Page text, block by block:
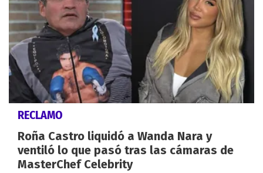
RECLAMO
Roña Castro liquidó a Wanda Nara y
ventiló lo que pasó tras las cámaras de
MasterChef Celebrity